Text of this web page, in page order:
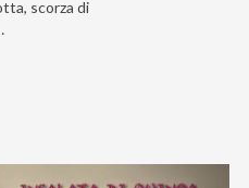
scorza di